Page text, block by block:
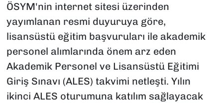
ÖSYM'nin internet sitesi üzerinden
yayımlanan resmi duyuruya göre,
lisansüstü eğitim başvuruları ile akademik
personel alımlarında önem arz eden
Akademik Personel ve Lisansüstü Eğitimi
Giriş Sınavı (ALES) takvimi netleşti. Yılın
ikinci ALES oturumuna katılım sağlayacak